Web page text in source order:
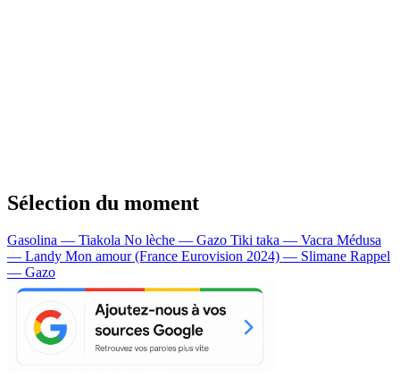
Sélection du moment
Gasolina — Tiakola No lèche — Gazo Tiki taka — Vacra Médusa
— Landy Mon amour (France Eurovision 2024) — Slimane Rappel
— Gazo